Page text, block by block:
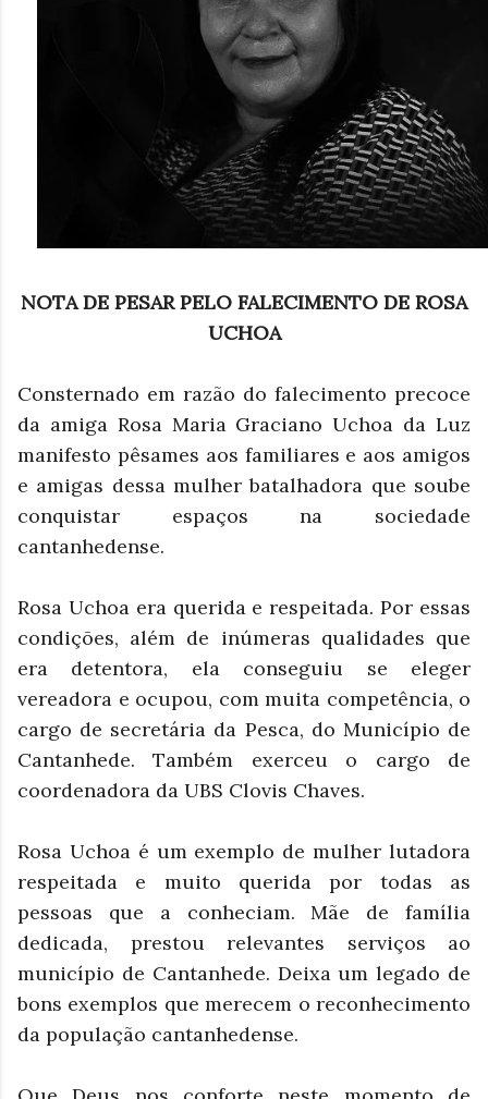
NOTA DE PESAR PELO FALECIMENTO DE ROSA
UCHOA
Consternado em razão do falecimento precoce
da amiga Rosa Maria Graciano Uchoa da Luz
manifesto pêsames aos familiares e aos amigos
e amigas dessa mulher batalhadora que soube
conquistar espaços na sociedade
cantanhedense.
Rosa Uchoa era querida e respeitada. Por essas
condições, além de inúmeras qualidades que
era detentora, ela conseguiu se eleger
vereadora e ocupou, com muita competência, o
cargo de secretária da Pesca, do Município de
Cantanhede. Também exerceu o cargo de
coordenadora da UBS Clovis Chaves.
Rosa Uchoa é um exemplo de mulher lutadora
respeitada e muito querida por todas as
pessoas que a conheciam. Mãe de família
dedicada, prestou relevantes serviços ao
município de Cantanhede. Deixa um legado de
bons exemplos que merecem o reconhecimento
da população cantanhedense.